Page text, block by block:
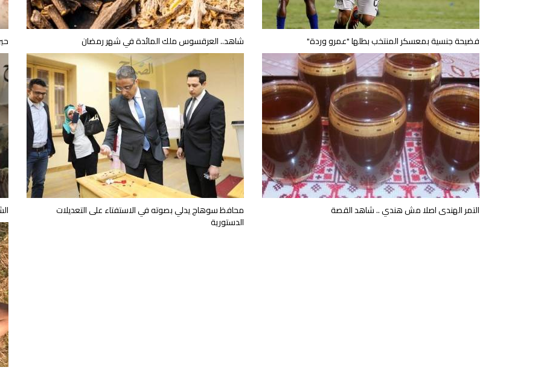
فضيحة جنسية بمعسكر المنتخب بطلها "عمرو وردة" شاهد.. العرقسوس ملك المائدة في شهر رمضان
التمر الهندى اصلا مش هندي .. شاهد القصة محافظ سوهاج يدلي بصوته في الاستفتاء على التعديلات
الدستورية